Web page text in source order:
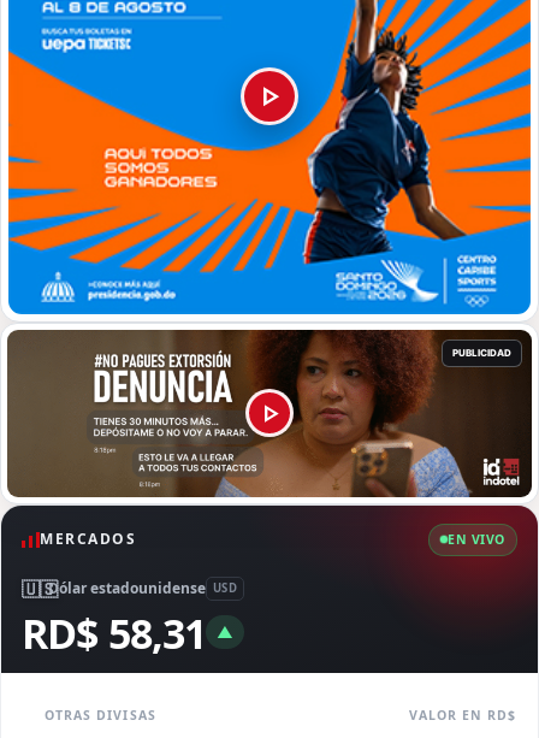
MERCADOS EN VIVO
🇺🇸Dólar estadounidense USD
RD$ 58,31 ▲
OTRAS DIVISAS VALOR EN RD$